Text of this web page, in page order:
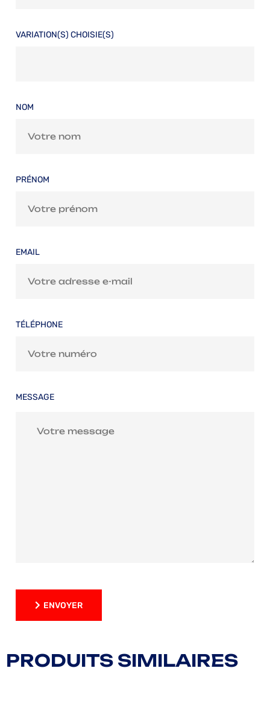
VARIATION(S) CHOISIE(S)
NOM
PRÉNOM
EMAIL
TÉLÉPHONE
MESSAGE
ENVOYER
PRODUITS SIMILAIRES